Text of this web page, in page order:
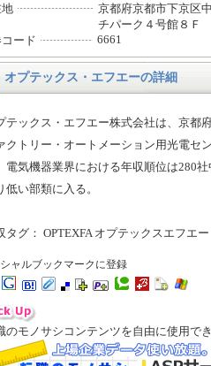
地
京都府京都市下京区
チパーク４号館８Ｆ
ード
6661
オプテックス・エフエーの詳細
テックス・エフエー株式会社は、京都
クトリー・オートメーション用光電セ
電気機器業界における年収順位は280
低い部類に入る。
タグ： OPTEXFA オプテックスエフエー
ャルブックマークに登録
のモノサシコンテンツを自由に使用で